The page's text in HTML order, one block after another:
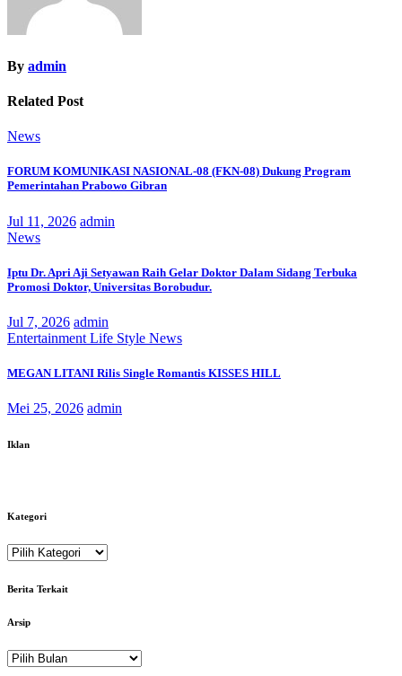
By admin
Related Post
News
FORUM KOMUNIKASI NASIONAL-08 (FKN-08) Dukung Program
Pemerintahan Prabowo Gibran
Jul 11, 2026 admin
News
Iptu Dr. Apri Aji Setyawan Raih Gelar Doktor Dalam Sidang Terbuka
Promosi Doktor, Universitas Borobudur.
Jul 7, 2026 admin
Entertainment Life Style News
MEGAN LITANI Rilis Single Romantis KISSES HILL
Mei 25, 2026 admin
Iklan
Kategori
Kategori
Berita Terkait
Arsip
Arsip